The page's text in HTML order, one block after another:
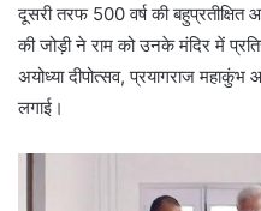
दूसरी तरफ 500 वर्ष की बहुप्रतीक्षित
की जोड़ी ने राम को उनके मंदिर में
अयोध्या दीपोत्सव, प्रयागराज
लगाई।